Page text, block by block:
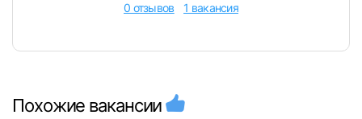
0 отзывов 1 вакансия
Похожие вакансии